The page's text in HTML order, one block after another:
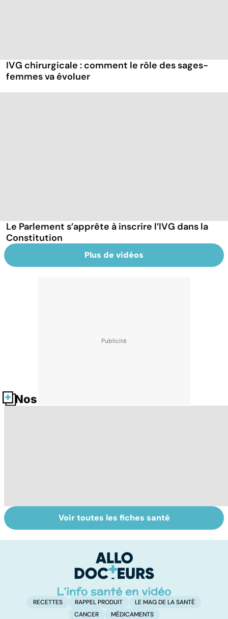
IVG chirurgicale : comment le rôle des sages-
femmes va évoluer
Le Parlement s’apprête à inscrire l’IVG dans la
Constitution
Plus de vidéos
Nos fiches santé
L'avortement :
quels délais,
Gynéco : un suivi
pour la vie
Voir toutes les fiches santé
RECETTES RAPPEL PRODUIT
LE MAG DE LA SANTÉ
CANCER
MÉDICAMENTS